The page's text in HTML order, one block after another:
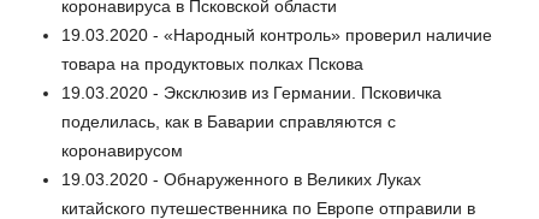
коронавируса в Псковской области
19.03.2020 - «Народный контроль» проверил наличие
товара на продуктовых полках Пскова
19.03.2020 - Эксклюзив из Германии. Псковичка
поделилась, как в Баварии справляются с
коронавирусом
19.03.2020 - Обнаруженного в Великих Луках
китайского путешественника по Европе отправили в